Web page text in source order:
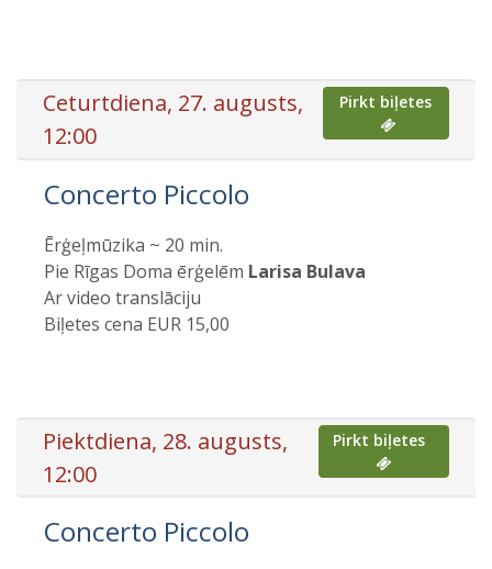
Ceturtdiena, 27. augusts,
12:00
Pirkt biļetes
Concerto Piccolo
Ērģeļmūzika ~ 20 min.
Pie Rīgas Doma ērģelēm Larisa Bulava
Ar video translāciju
Biļetes cena EUR 15,00
Piektdiena, 28. augusts,
12:00
Pirkt biļetes
Concerto Piccolo